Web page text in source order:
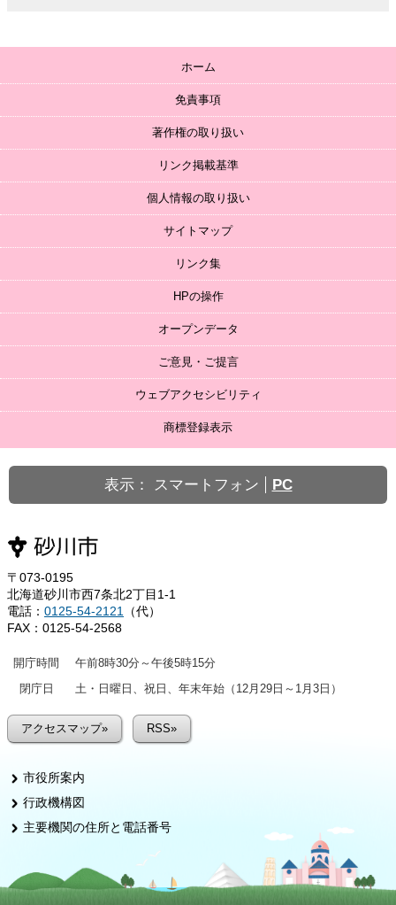
ホーム
免責事項
著作権の取り扱い
リンク掲載基準
個人情報の取り扱い
サイトマップ
リンク集
HPの操作
オープンデータ
ご意見・ご提言
ウェブアクセシビリティ
商標登録表示
表示： スマートフォン PC
〒073-0195
北海道砂川市西7条北2丁目1-1
電話： 0125-54-2121
（代）
FAX：0125-54-2568
開庁時間
午前8時30分～午後5時15分
閉庁日
土・日曜日、祝日、年末年始（12月29日～1月3日）
アクセスマップ» RSS»
市役所案内
行政機構図
主要機関の住所と電話番号